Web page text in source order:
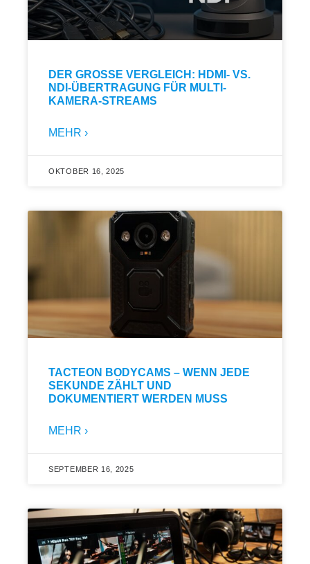
DER GROSSE VERGLEICH: HDMI- VS. N
DI-ÜBERTRAGUNG FÜR MULTI-K
AMERA-STREAMS
MEHR ›
OKTOBER 16, 2025
TACTEON BODYCAMS – WENN JEDE
SEKUNDE ZÄHLT UND
DOKUMENTIERT WERDEN MUSS
MEHR ›
SEPTEMBER 16, 2025